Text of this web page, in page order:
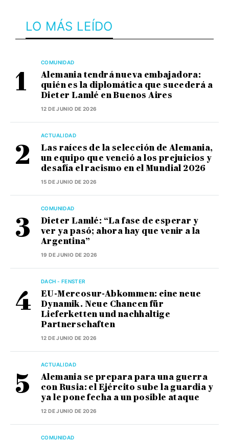
LO MÁS LEÍDO
COMUNIDAD
Alemania tendrá nueva embajadora:
quién es la diplomática que sucederá a
Dieter Lamlé en Buenos Aires
12 DE JUNIO DE 2026
ACTUALIDAD
Las raíces de la selección de Alemania,
un equipo que venció a los prejuicios y
desafía el racismo en el Mundial 2026
15 DE JUNIO DE 2026
COMUNIDAD
Dieter Lamlé: “La fase de esperar y
ver ya pasó; ahora hay que venir a la
Argentina”
19 DE JUNIO DE 2026
DACH - FENSTER
EU-Mercosur-Abkommen: eine neue
Dynamik. Neue Chancen für
Lieferketten und nachhaltige
Partnerschaften
12 DE JUNIO DE 2026
ACTUALIDAD
Alemania se prepara para una guerra
con Rusia: el Ejército sube la guardia y
ya le pone fecha a un posible ataque
12 DE JUNIO DE 2026
COMUNIDAD